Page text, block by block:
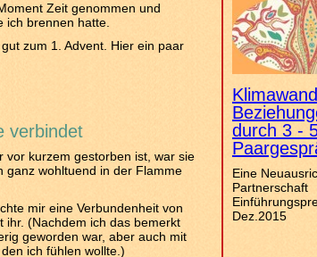
durch 3 -
Eine
Partnerschaft
Dez.2015
Zeit genommen und
ich brennen hatte.
zum 1. Advent. Hier ein paar
verbindet
vor kurzem gestorben ist, war sie
ganz wohltuend in der Flamme
mir eine Verbundenheit von
ihr. (Nachdem ich das bemerkt
geworden war, aber auch mit
ich fühlen wollte.)